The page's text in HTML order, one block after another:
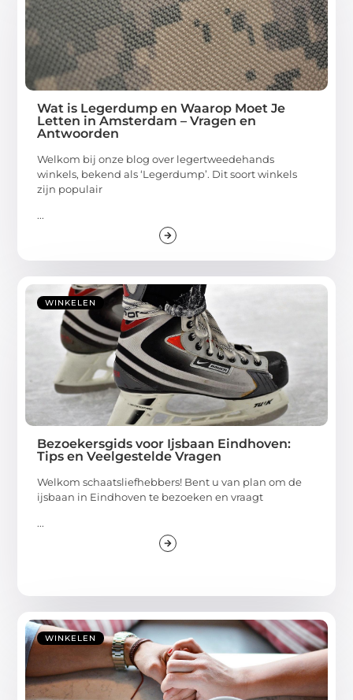
Wat is Legerdump en Waarop Moet Je
Letten in Amsterdam – Vragen en
Antwoorden
Welkom bij onze blog over legertweedehands
winkels, bekend als ‘Legerdump’. Dit soort winkels
zijn populair
...
WINKELEN
Bezoekersgids voor Ijsbaan Eindhoven:
Tips en Veelgestelde Vragen
Welkom schaatsliefhebbers! Bent u van plan om de
ijsbaan in Eindhoven te bezoeken en vraagt
...
WINKELEN